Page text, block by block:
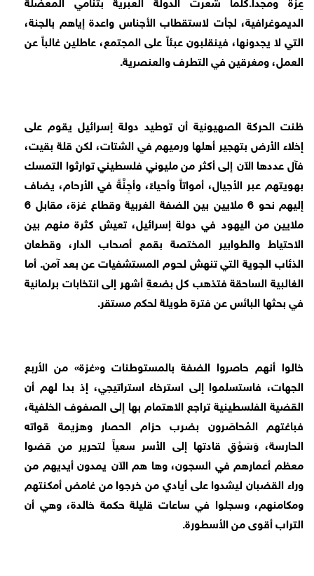
الديموغرافية، لجأت لاستقطاب الأجناس واعدة إياهم بالجنة،
التي لا يجدونها، فينقلبون عبئاً على المجتمع، عاطلين غالباً عن
العمل، ومغرقين في التطرف والعنصرية.
ظنت الحركة الصهيونية أن توطيد دولة إسرائيل يقوم على
إخلاء الأرض بتهجير أهلها ورميهم في الشتات، لكن قلة بقيت،
فآل عددها الآن إلى أكثر من مليوني فلسطيني توارثوا التمسك
بهويتهم عبر الأجيال، أمواتاً وأحياءً، وأجِنَّةً في الأرحام، يضاف
إليهم نحو 6 ملايين بين الضفة الغربية وقطاع غزة، مقابل 6
ملايين من اليهود في دولة إسرائيل، تعيش كثرة منهم بين
الاحتياط والطوابير المختصة بقمع أصحاب الدار، وقطعان
الذئاب الجوية التي تنهش لحوم المستشفيات عن بعد آمن. أما
الغالبية الساحقة فتذهب كل بضعةِ أشهر إلى انتخابات برلمانية
في بحثها البائس عن فترة طويلة لحكم مستقر.
خالوا أنهم حاصروا الضفة بالمستوطنات و«غزة» من الأربع
الجهات، فاستسلموا إلى استرخاء استراتيجي، إذ بدا لهم أن
القضية الفلسطينية تراجع الاهتمام بها إلى الصفوف الخلفية،
فباغتهم المُحاصَرون بضرب حزام الحصار وهزيمة قواته
الحارسة، وَسَوْقِ قادتها إلى الأسر سعياً لتحرير من قضوا
معظم أعمارهم في السجون، وها هم الآن يمدون أيديهم من
وراء القضبان ليشدوا على أيادي من خرجوا من غامض أمكنتهم
ومكامنهم، وسجلوا في ساعات قليلة حكمة خالدة، وهي أن
التراب أقوى من الأسطورة.